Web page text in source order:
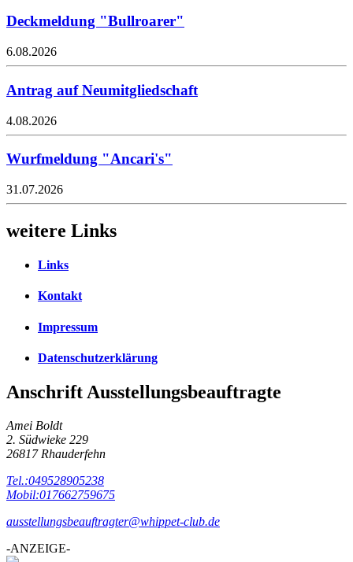
Deckmeldung "Bullroarer"
6.08.2026
Antrag auf Neumitgliedschaft
4.08.2026
Wurfmeldung "Ancari's"
31.07.2026
weitere Links
Links
Kontakt
Impressum
Datenschutzerklärung
Anschrift Ausstellungsbeauftragte
Amei Boldt
2. Südwieke 229
26817 Rhauderfehn
Tel.:049528905238
Mobil:017662759675
ausstellungsbeauftragter@whippet-club.de
-ANZEIGE-